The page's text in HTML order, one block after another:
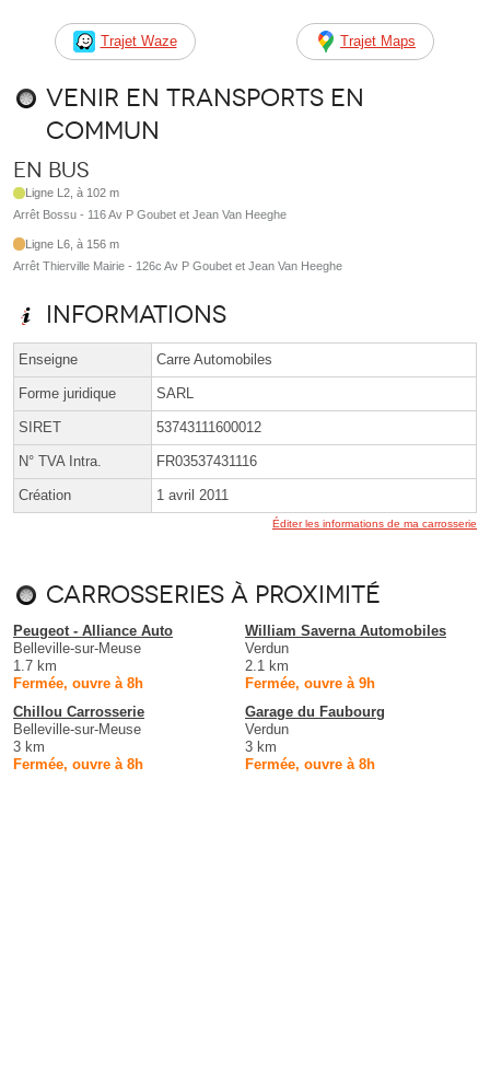
Trajet Waze Trajet Maps
Venir en transports en
commun
En bus
Ligne L2, à 102 m
Arrêt Bossu - 116 Av P Goubet et Jean Van Heeghe
Ligne L6, à 156 m
Arrêt Thierville Mairie - 126c Av P Goubet et Jean Van Heeghe
Informations
Enseigne Carre Automobiles
Forme juridique SARL
SIRET 53743111600012
N° TVA Intra. FR03537431116
Création 1 avril 2011
Éditer les informations de ma carrosserie
Carrosseries à proximité
Peugeot - Alliance Auto
Belleville-sur-Meuse
1.7 km
Fermée, ouvre à 8h
William Saverna Automobiles
Verdun
2.1 km
Fermée, ouvre à 9h
Chillou Carrosserie
Belleville-sur-Meuse
3 km
Fermée, ouvre à 8h
Garage du Faubourg
Verdun
3 km
Fermée, ouvre à 8h